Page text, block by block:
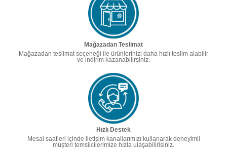
Mağazadan Teslimat
Mağazadan teslimat seçeneği ile ürünlerinizi daha hızlı teslim alabilir
ve indirim kazanabilirsiniz.
Hızlı Destek
Mesai saatleri içinde iletişim kanallarımızı kullanarak deneyimli
müşteri temsilcilerimize hızla ulaşabilirisiniz.